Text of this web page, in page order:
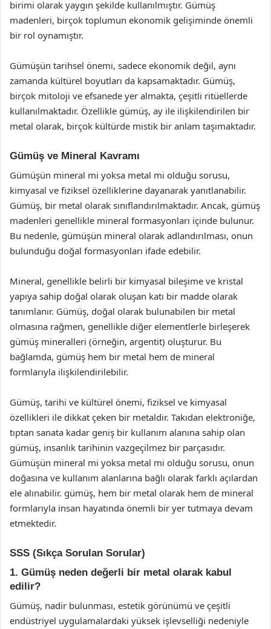
birimi olarak yaygın şekilde kullanılmıştır. Gümüş
madenleri, birçok toplumun ekonomik gelişiminde önemli
bir rol oynamıştır.
Gümüşün tarihsel önemi, sadece ekonomik değil, aynı
zamanda kültürel boyutları da kapsamaktadır. Gümüş,
birçok mitoloji ve efsanede yer almakta, çeşitli ritüellerde
kullanılmaktadır. Özellikle gümüş, ay ile ilişkilendirilen bir
metal olarak, birçok kültürde mistik bir anlam taşımaktadır.
Gümüş ve Mineral Kavramı
Gümüşün mineral mi yoksa metal mi olduğu sorusu,
kimyasal ve fiziksel özelliklerine dayanarak yanıtlanabilir.
Gümüş, bir metal olarak sınıflandırılmaktadır. Ancak, gümüş
madenleri genellikle mineral formasyonları içinde bulunur.
Bu nedenle, gümüşün mineral olarak adlandırılması, onun
bulunduğu doğal formasyonları ifade edebilir.
Mineral, genellikle belirli bir kimyasal bileşime ve kristal
yapıya sahip doğal olarak oluşan katı bir madde olarak
tanımlanır. Gümüş, doğal olarak bulunabilen bir metal
olmasına rağmen, genellikle diğer elementlerle birleşerek
gümüş mineralleri (örneğin, argentit) oluşturur. Bu
bağlamda, gümüş hem bir metal hem de mineral
formlarıyla ilişkilendirilebilir.
Gümüş, tarihi ve kültürel önemi, fiziksel ve kimyasal
özellikleri ile dikkat çeken bir metaldir. Takıdan elektroniğe,
tıptan sanata kadar geniş bir kullanım alanına sahip olan
gümüş, insanlık tarihinin vazgeçilmez bir parçasıdır.
Gümüşün mineral mi yoksa metal mi olduğu sorusu, onun
doğasına ve kullanım alanlarına bağlı olarak farklı açılardan
ele alınabilir. gümüş, hem bir metal olarak hem de mineral
formlarıyla insan hayatında önemli bir yer tutmaya devam
etmektedir.
SSS (Sıkça Sorulan Sorular)
1. Gümüş neden değerli bir metal olarak kabul
edilir?
Gümüş, nadir bulunması, estetik görünümü ve çeşitli
endüstriyel uygulamalardaki yüksek işlevselliği nedeniyle